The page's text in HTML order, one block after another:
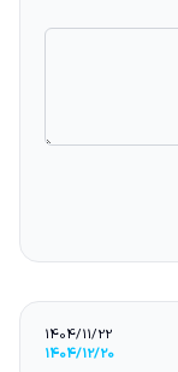
1404/11/22
1404/12/20